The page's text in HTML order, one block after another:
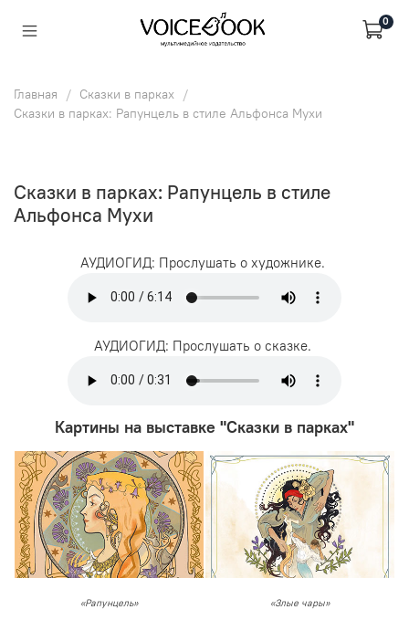
0
Главная
Сказки в парках
Сказки в парках: Рапунцель в стиле Альфонса Мухи
Сказки в парках: Рапунцель в стиле
Альфонса Мухи
АУДИОГИД: Прослушать о художнике.
АУДИОГИД: Прослушать о сказке.
Картины на выставке "Сказки в парках"
«Рапунцель» «Злые чары»